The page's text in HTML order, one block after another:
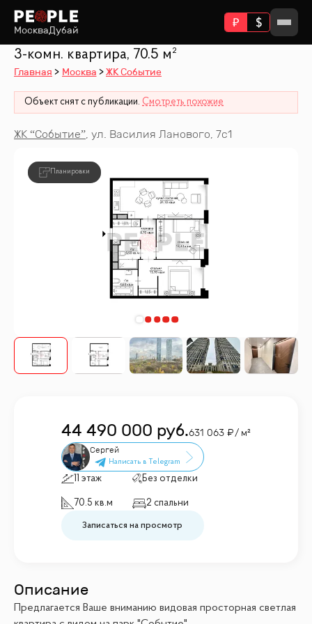
МоскваДубай
3-комн. квартира, 70.5 м²
Главная Москва ЖК Событие
Объект снят с публикации. Смотреть похожие
ЖК “Событие”, ул. Василия Ланового, 7с1
Планировки
44 490 000 руб.631 063 / м²
Сергей
11 этаж Без отделки
70.5 кв.м 2 спальни
Записаться на просмотр
Описание
Предлагается Ваше вниманию видовая просторная светлая